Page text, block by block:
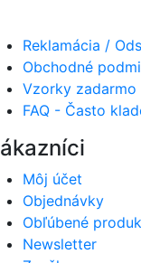
Reklamácia /
Obchodné
Vzorky zadarmo
FAQ - Často
Môj účet
Objednávky
Obľúbené
Newsletter